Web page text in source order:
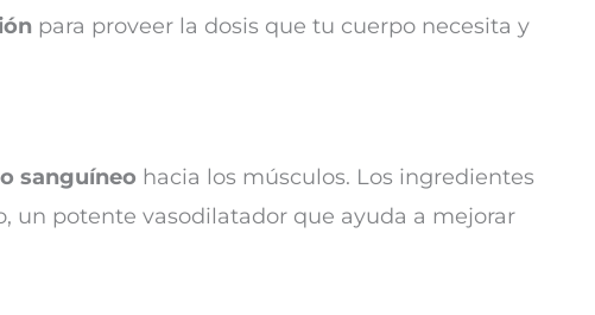
para proveer la dosis que tu cuerpo necesita y
sanguíneo hacia los músculos. Los ingredientes
un potente vasodilatador que ayuda a mejorar